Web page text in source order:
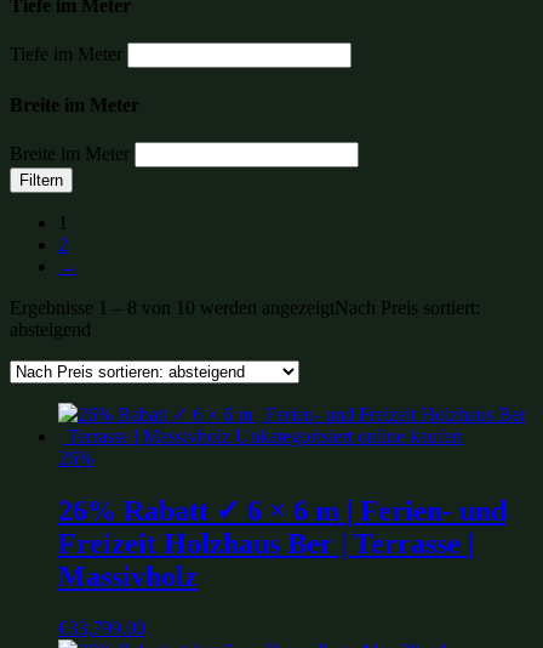
Tiefe im Meter
Tiefe im Meter
Breite im Meter
Breite im Meter
Filtern
1
2
→
Ergebnisse 1 – 8 von 10 werden angezeigtNach Preis sortiert:
absteigend
26%
26% Rabatt ✓ 6 × 6 m | Ferien- und
Freizeit Holzhaus Ber | Terrasse |
Massivholz
€33,799.00